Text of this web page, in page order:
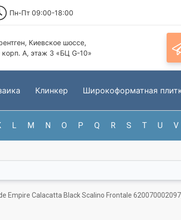
Пн-Пт 09:00-18:00
Киевское шоссе,
корп. А, этаж 3 «БЦ G-10»
Клинкер Широкоформатная
L M N O P Q R S T U V
Empire Calacatta Black Scalino Frontale